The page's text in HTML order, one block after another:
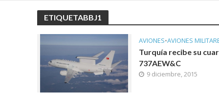
ETIQUETABBJ1
AVIONES•AVIONES
Turquía recibe su
737AEW&C
9 diciembre, 2015